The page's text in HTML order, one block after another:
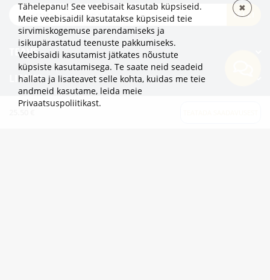
TELLI
TEAVE
LISAKS
KATEGOORIAD
Tähelepanu! See veebisait kasutab küpsiseid.
Meie veebisaidil kasutatakse küpsiseid teie
sirvimiskogemuse parendamiseks ja
isikupärastatud teenuste pakkumiseks.
Veebisaidi kasutamist jätkates nõustute
küpsiste kasutamisega. Te saate neid seadeid
hallata ja lisateavet selle kohta, kuidas me teie
andmeid kasutame, leida meie
Privaatsuspoliitikast.
✖